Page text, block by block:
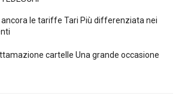
le tariffe Tari Più differenziata nei
cartelle Una grande occasione